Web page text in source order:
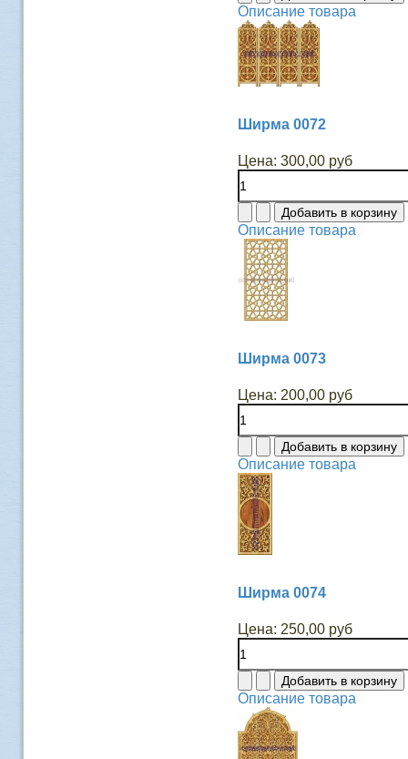
Описание товара
Ширма 0072
Цена: 300,00 руб
Описание товара
Ширма 0073
Цена: 200,00 руб
Описание товара
Ширма 0074
Цена: 250,00 руб
Описание товара